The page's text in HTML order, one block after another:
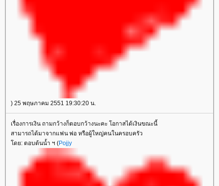
) 25 พฤษภาคม 2551 19:30:20 น.
เรื่องการเงิน ถามกว้างก็ตอบกว้างนะคะ โอกาสได้เงินขณะนี้
สามารถได้มาจากแฟน พ่อ หรือผู้ใหญ่คนในครอบครัว
ดย: ตอบต้นน้ำ ฯ (Pojjy